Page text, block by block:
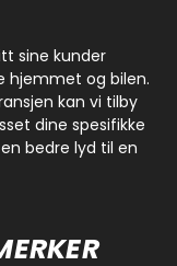
sine kunder
hjemmet og bilen.
kan vi tilby
dine spesifikke
bedre lyd til en